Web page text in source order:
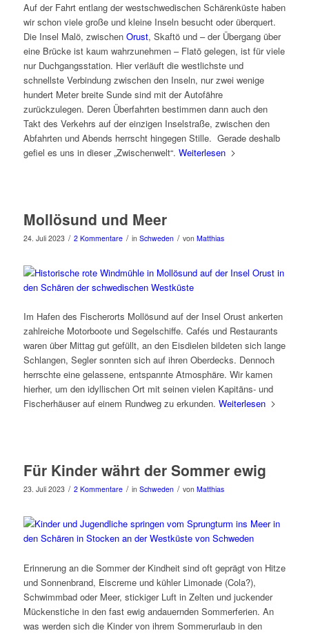
Auf der Fahrt entlang der westschwedischen Schärenküste haben
wir schon viele große und kleine Inseln besucht oder überquert.
Die Insel Malö, zwischen Orust, Skaftö und – der Übergang über
eine Brücke ist kaum wahrzunehmen – Flatö gelegen, ist für viele
nur Duchgangsstation. Hier verläuft die westlichste und
schnellste Verbindung zwischen den Inseln, nur zwei wenige
hundert Meter breite Sunde sind mit der Autofähre
zurückzulegen. Deren Überfahrten bestimmen dann auch den
Takt des Verkehrs auf der einzigen Inselstraße, zwischen den
Abfahrten und Abends herrscht hingegen Stille. Gerade deshalb
gefiel es uns in dieser „Zwischenwelt“. Weiterlesen
Mollösund und Meer
24. Juli 2023 / 2 Kommentare / in Schweden / von Matthias
Im Hafen des Fischerorts Mollösund auf der Insel Orust ankerten
zahlreiche Motorboote und Segelschiffe. Cafés und Restaurants
waren über Mittag gut gefüllt, an den Eisdielen bildeten sich lange
Schlangen, Segler sonnten sich auf ihren Oberdecks. Dennoch
herrschte eine gelassene, entspannte Atmosphäre. Wir kamen
hierher, um den idyllischen Ort mit seinen vielen Kapitäns- und
Fischerhäuser auf einem Rundweg zu erkunden. Weiterlesen
Für Kinder währt der Sommer ewig
23. Juli 2023 / 2 Kommentare / in Schweden / von Matthias
Erinnerung an die Sommer der Kindheit sind oft geprägt von Hitze
und Sonnenbrand, Eiscreme und kühler Limonade (Cola?),
Schwimmbad oder Meer, stickiger Luft in Zelten und juckender
Mückenstiche in den fast ewig andauernden Sommerferien. An
was werden sich die Kinder von ihrem Sommerurlaub in den